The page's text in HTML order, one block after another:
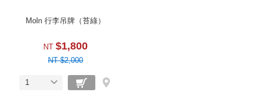
Moln 行李吊牌（苔綠）
NT $1,800
NT $2,000
1